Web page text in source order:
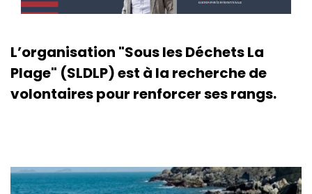
L’organisation "Sous les Déchets La
Plage" (SLDLP) est à la recherche de
volontaires pour renforcer ses rangs.